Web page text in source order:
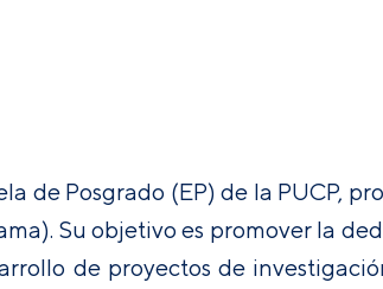
de Posgrado (EP) de la PUCP,
Su objetivo es promover la
de proyectos de